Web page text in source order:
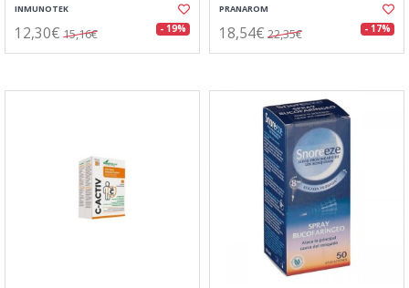
INMUNOTEK
12,30€ 15,16€ - 19%
PRANAROM
18,54€ 22,35€ - 17%